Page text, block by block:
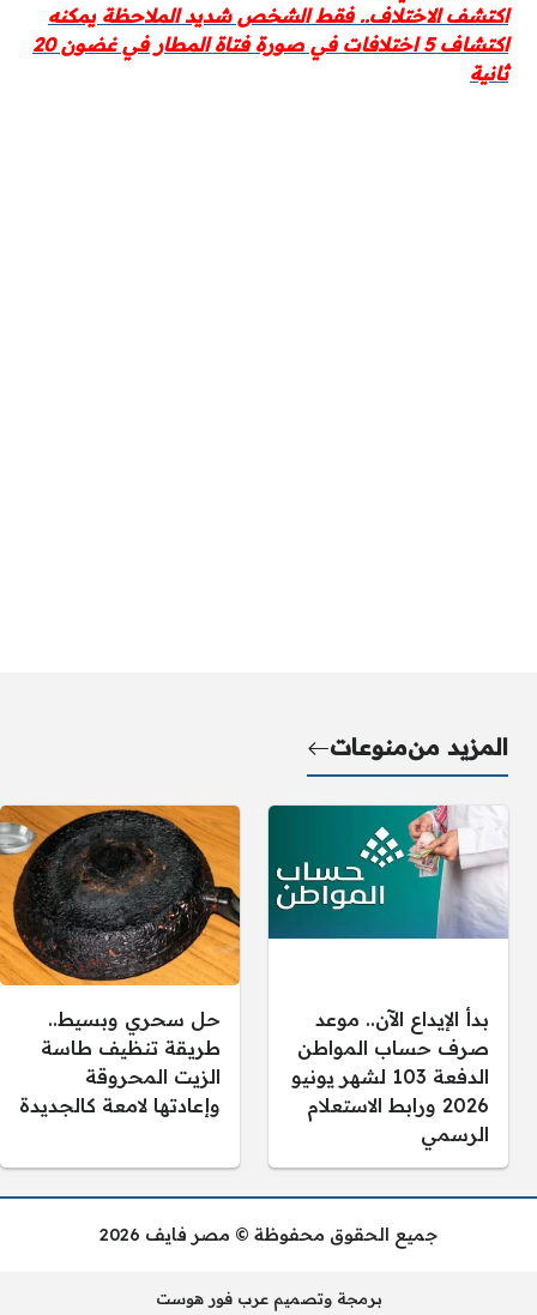
اكتشف الاختلاف.. فقط الشخص شديد الملاحظة يمكنه
اكتشاف 5 اختلافات في صورة فتاة المطار في غضون 20
ثانية
المزيد منمنوعات
بدأ الإيداع الآن.. موعد
صرف حساب المواطن
الدفعة 103 لشهر يونيو
2026 ورابط الاستعلام
الرسمي
حل سحري وبسيط..
طريقة تنظيف طاسة
الزيت المحروقة
وإعادتها لامعة كالجديدة
جميع الحقوق محفوظة © مصر فايف 2026
برمجة وتصميم عرب فور هوست